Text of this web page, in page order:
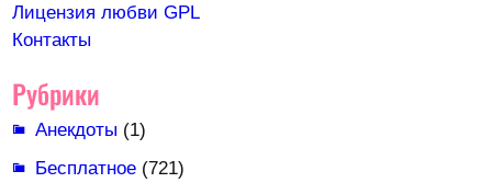
Лицензия любви GPL
Контакты
Рубрики
Анекдоты (1)
Бесплатное(721)